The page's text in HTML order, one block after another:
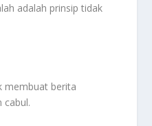
adalah prinsip tidak
membuat berita
cabul.